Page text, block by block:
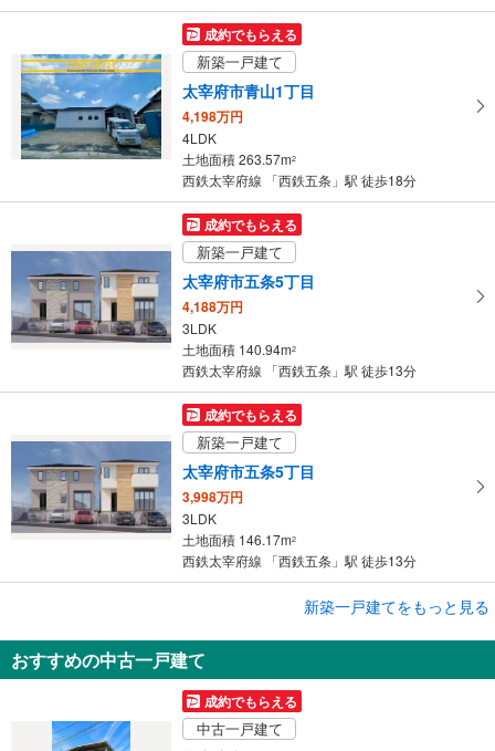
イ
ペ
ー
ジ
に
存
る
成約でもらえる
新築一戸建て
太宰府市青山1丁目
4,198万円
4LDK
土地面積 263.57m2
西鉄太宰府線 「西鉄五条」駅 徒歩18分
成約でもらえる
新築一戸建て
太宰府市五条5丁目
4,188万円
3LDK
土地面積 140.94m2
西鉄太宰府線 「西鉄五条」駅 徒歩13分
成約でもらえる
新築一戸建て
太宰府市五条5丁目
3,998万円
3LDK
土地面積 146.17m2
西鉄太宰府線 「西鉄五条」駅 徒歩13分
太宰府市五条6丁目
3,998万円
4LDK
土地面積 163.11m
新築一戸建てをもっと見る
おすすめの中古一戸建て
成約でもらえる
中古一戸建て